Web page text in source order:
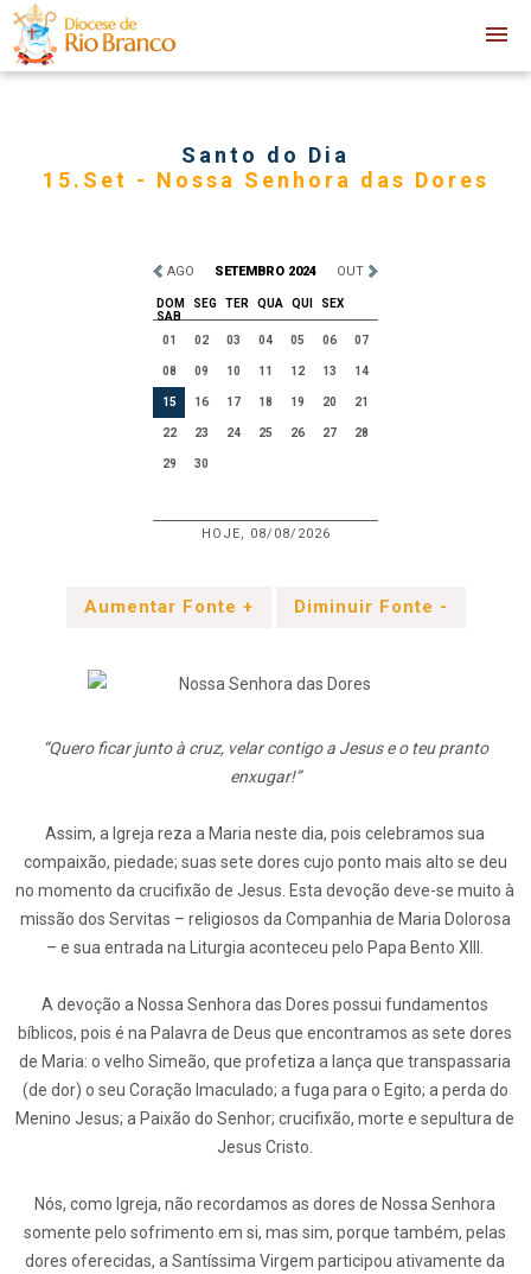
Santo do Dia
15.Set - Nossa Senhora das Dores
AGO SETEMBRO 2024 OUT
DOM SEG TER QUA QUI
SEX
SAB
01
02 03 04 05 06 07
08 09 10 11 12 13 14
15 16 17 18 19 20 21
22 23 24 25 26 27 28
29 30
HOJE, 08/08/2026
Aumentar Fonte + Diminuir Fonte -
“Quero ficar junto à cruz, velar contigo a Jesus e o teu pranto
enxugar!”
Assim, a Igreja reza a Maria neste dia, pois celebramos sua
compaixão, piedade; suas sete dores cujo ponto mais alto se deu
no momento da crucifixão de Jesus. Esta devoção deve-se muito à
missão dos Servitas – religiosos da Companhia de Maria Dolorosa
– e sua entrada na Liturgia aconteceu pelo Papa Bento XIII.
A devoção a Nossa Senhora das Dores possui fundamentos
bíblicos, pois é na Palavra de Deus que encontramos as sete dores
de Maria: o velho Simeão, que profetiza a lança que transpassaria
(de dor) o seu Coração Imaculado; a fuga para o Egito; a perda do
Menino Jesus; a Paixão do Senhor; crucifixão, morte e sepultura de
Jesus Cristo.
Nós, como Igreja, não recordamos as dores de Nossa Senhora
somente pelo sofrimento em si, mas sim, porque também, pelas
dores oferecidas, a Santíssima Virgem participou ativamente da